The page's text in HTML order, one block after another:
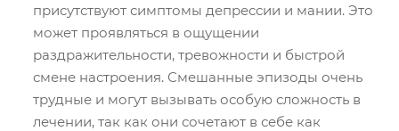
присутствуют симптомы депрессии и мании. Это
может проявляться в ощущении
раздражительности, тревожности и быстрой
смене настроения. Смешанные эпизоды очень
трудные и могут вызывать особую сложность в
лечении, так как они сочетают в себе как